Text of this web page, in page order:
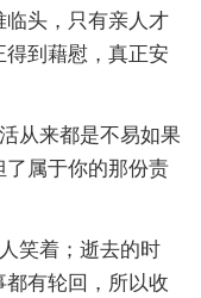
头，只有亲人才
到藉慰，真正安
从来都是不易如果
属于你的那份责
笑着；逝去的时
有轮回，所以收